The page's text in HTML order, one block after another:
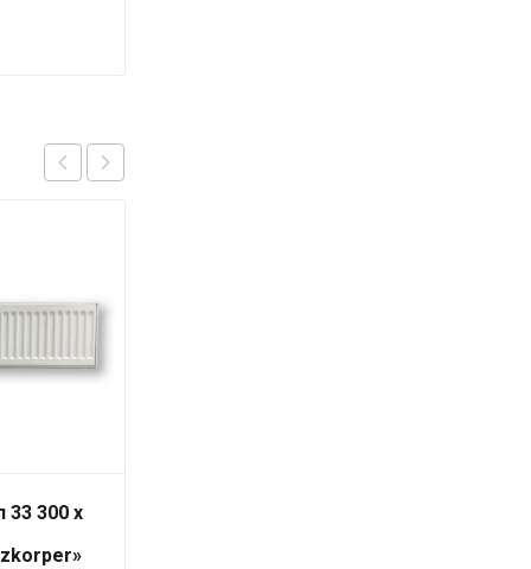
33 300 x